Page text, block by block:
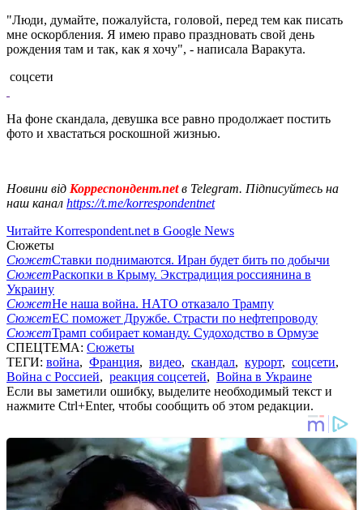
"Люди, думайте, пожалуйста, головой, перед тем как писать
мне оскорбления. Я имею право праздновать свой день
рождения там и так, как я хочу", - написала Варакута.
соцсети
На фоне скандала, девушка все равно продолжает постить
фото и хвастаться роскошной жизнью.
Новини від Корреспондент.netв Telegram. Підписуйтесь на
наш канал https://t.me/korrespondentnet
Читайте Korrespondent.net в Google News
Сюжеты
СюжетСтавки поднимаются. Иран будет бить по добычи
СюжетРаскопки в Крыму. Экстрадиция россиянина в
Украину
СюжетНе наша война. НАТО отказало Трампу
СюжетЕС поможет Дружбе. Страсти по нефтепроводу
СюжетТрамп собирает команду. Судоходство в Ормузе
СПЕЦТЕМА: Сюжеты
ТЕГИ: война, Франция, видео, скандал, курорт, соцсети,
Война с Россией, реакция соцсетей, Война в Украине
Если вы заметили ошибку, выделите необходимый текст и
нажмите Ctrl+Enter, чтобы сообщить об этом редакции.